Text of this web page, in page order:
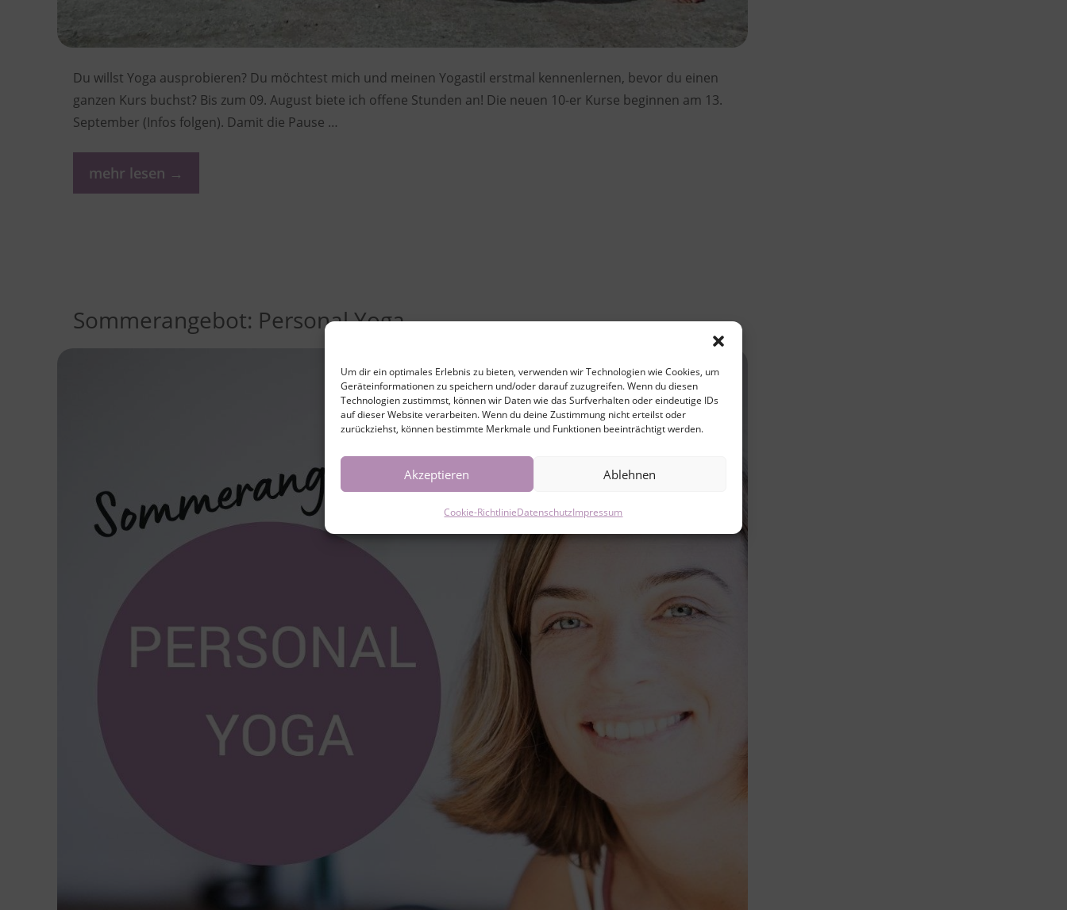
Um dir ein optimales Erlebnis zu bieten, verwenden wir Technologien wie Cookies, um
Geräteinformationen zu speichern und/oder darauf zuzugreifen. Wenn du diesen
Technologien zustimmst, können wir Daten wie das Surfverhalten oder eindeutige IDs
auf dieser Website verarbeiten. Wenn du deine Zustimmung nicht erteilst oder
zurückziehst, können bestimmte Merkmale und Funktionen beeinträchtigt werden.
Akzeptieren Ablehnen
Cookie-RichtlinieDatenschutzImpressum
Du willst Yoga ausprobieren? Du möchtest mich und meinen Yogastil erstmal kennenlernen, bevor du einen
ganzen Kurs buchst? Bis zum 09. August biete ich offene Stunden an! Die neuen 10-er Kurse beginnen am 13.
September (Infos folgen). Damit die Pause …
mehr lesen →
Sommerangebot: Personal Yoga